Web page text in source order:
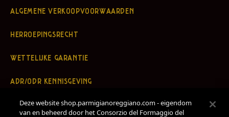
ALGEMENE VERKOOPVOORWAARDEN
HERROEPINGSRECHT
WETTELIJKE GARANTIE
ADR/ODR KENNISGEVING
PRIVACYBELEID
Deze website shop.parmigianoreggiano.com - eigendom
van en beheerd door het Consorzio del Formaggio del